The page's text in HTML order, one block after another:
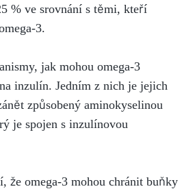
% ve srovnání s těmi, kteří
3.
jak mohou omega-3
inzulín. Jedním z nich je jejich
způsobený aminokyselinou
je spojen s inzulínovou
že omega-3 mohou chránit buňky